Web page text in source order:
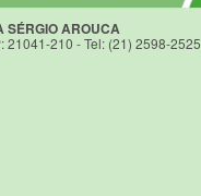
SÉRGIO AROUCA
210 - Tel: (21) 2598-2525